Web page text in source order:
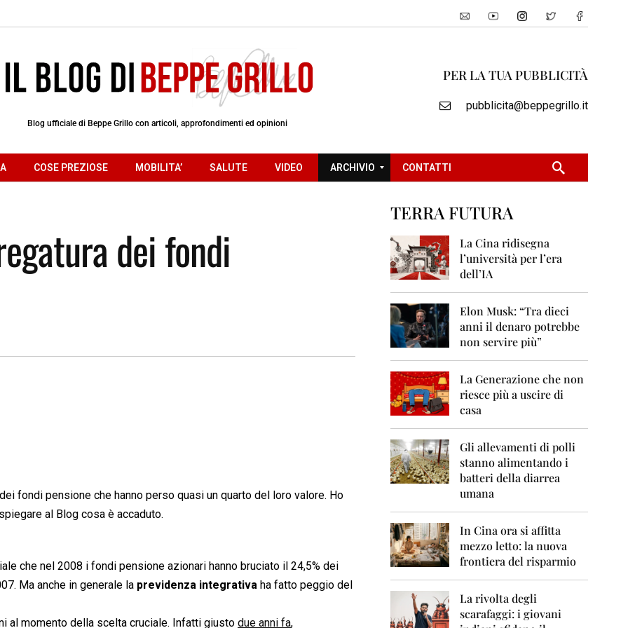
Blog ufficiale di Beppe Grillo con articoli, approfondimenti ed opinioni
PER LA TUA PUBBLICITÀ
pubblicita@beppegrillo.it
COSE PREZIOSE MOBILITA’ SALUTE VIDEO ARCHIVIO
2
0
0
0
CONTATTI
dei fondi
fondi pensione che hanno perso quasi un quarto del loro valore. Ho
al Blog cosa è accaduto.
che nel 2008 i fondi pensione azionari hanno bruciato il 24,5% dei
Ma anche in generale la previdenza integrativa ha fatto peggio del
al momento della scelta cruciale. Infatti giusto due anni fa,
TERRA FUTURA
La Cina ridisegna
l’università per l’era
dell’IA
Elon Musk: “Tra dieci
anni il denaro potrebbe
non servire più”
La Generazione che non
riesce più a uscire di
casa
Gli allevamenti di polli
stanno alimentando i
batteri della diarrea
umana
In Cina ora si affitta
mezzo letto: la nuova
frontiera del risparmio
La rivolta degli
scarafaggi: i giovani